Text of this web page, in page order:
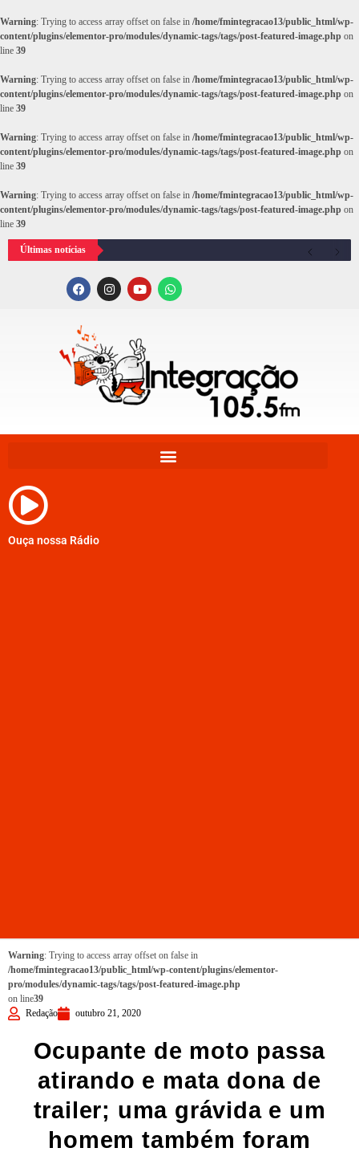
Warning: Trying to access array offset on false in /home/fmintegracao13/public_html/wp-
content/plugins/elementor-pro/modules/dynamic-tags/tags/post-featured-image.php on
line 39
Warning: Trying to access array offset on false in /home/fmintegracao13/public_html/wp-
content/plugins/elementor-pro/modules/dynamic-tags/tags/post-featured-image.php on
line 39
Warning: Trying to access array offset on false in /home/fmintegracao13/public_html/wp-
content/plugins/elementor-pro/modules/dynamic-tags/tags/post-featured-image.php on
line 39
Warning: Trying to access array offset on false in /home/fmintegracao13/public_html/wp-
content/plugins/elementor-pro/modules/dynamic-tags/tags/post-featured-image.php on
line 39
Últimas notícias
Ouça nossa Rádio
Warning: Trying to access array offset on false in
/home/fmintegracao13/public_html/wp-content/plugins/elementor-
pro/modules/dynamic-tags/tags/post-featured-image.php
on line39
Redação
outubro 21, 2020
Ocupante de moto passa
atirando e mata dona de
trailer; uma grávida e um
homem também foram